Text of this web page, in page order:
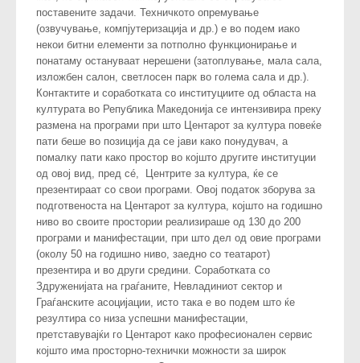
поставените задачи. Техничкото опремување
(озвучување, компјутеризација и др.) е во подем иако
некои битни елементи за потполно функционирање и
понатаму остануваат нерешени (затоплување, мала сала,
изложбен салон, светлосен парк во голема сала и др.).
Контактите и соработката со институциите од областа на
културата во Република Македонија се интензивира преку
размена на програми при што Центарот за култура повеќе
пати беше во позиција да се јави како понудувач, а
помалку пати како простор во којшто другите институции
од овој вид, пред сé, Центрите за култура, ќе се
презентираат со свои програми. Овој податок зборува за
подготвеноста на Центарот за култура, којшто на годишно
ниво во своите простории реализираше од 130 до 200
програми и манифестации, при што дел од овие програми
(околу 50 на годишно ниво, заедно со театарот)
презентира и во други средини. Соработката со
Здруженијата на граѓаните, Невладиниот сектор и
Граѓанските асоцијации, исто така е во подем што ќе
резултира со низа успешни манифестации,
претставувајќи го Центарот како професионален сервис
којшто има просторно-технички можности за широк